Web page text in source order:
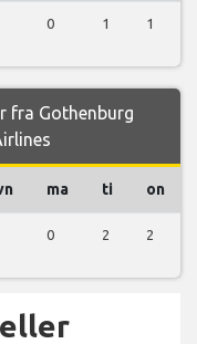
0 1 1
fra Gothenburg
ma ti on
0 2 2